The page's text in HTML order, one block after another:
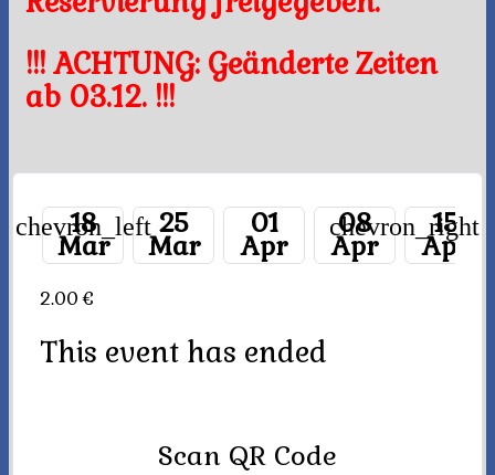
!!! ACHTUNG: Geänderte Zeiten
ab 03.12. !!!
18
Mar
25
Mar
01
Apr
08
Apr
15
Apr
chevron_left chevron_right
2.00 €
This event has ended
Scan QR Code